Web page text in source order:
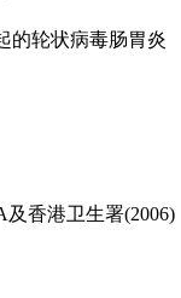
的轮状病毒肠胃炎
香港卫生署(2006)